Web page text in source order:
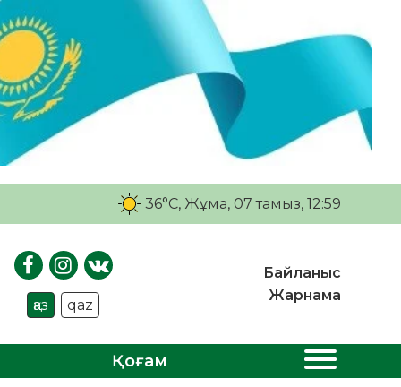
36°C, Жұма, 07 тамыз, 12:59
қаз qaz
Байланыс
Жарнама
Қоғам